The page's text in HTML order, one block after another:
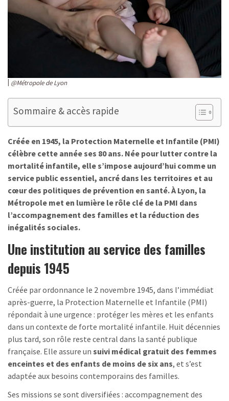
@Métropole de Lyon
Sommaire & accès rapide
Créée en 1945, la Protection Maternelle et Infantile (PMI)
célèbre cette année ses 80 ans. Née pour lutter contre la
mortalité infantile, elle s’impose aujourd’hui comme un
service public essentiel, ancré dans les territoires et au
cœur des politiques de prévention en santé. À Lyon, la
Métropole met en lumière le rôle clé de la PMI dans
l’accompagnement des familles et la réduction des
inégalités sociales.
Une institution au service des familles
depuis 1945
Créée par ordonnance le 2 novembre 1945, dans l’immédiat
après-guerre, la Protection Maternelle et Infantile (PMI)
répondait à une urgence : protéger les mères et les enfants
dans un contexte de forte mortalité infantile. Huit décennies
plus tard, son rôle reste central dans la santé publique
française. Elle assure un suivi médical gratuit des femmes
enceintes et des enfants de moins de six ans, et s’est
adaptée aux besoins contemporains des familles.
Ses missions se sont diversifiées : accompagnement des